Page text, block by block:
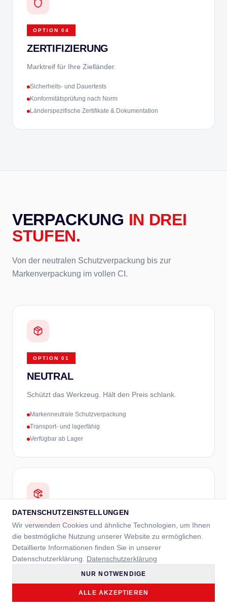
OPTION 04
ZERTIFIZIERUNG
Marktreif für Ihre Zielländer.
Sicherheits- und Dauertests
Konformitätsprüfung nach Norm
Länderspezifische Zertifikate & Dokumentation
VERPACKUNG IN DREI
STUFEN.
Von der neutralen Schutzverpackung bis zur
Markenverpackung im vollen CI.
OPTION 01
NEUTRAL
Schützt das Werkzeug. Hält den Preis schlank.
Markenneutrale Schutzverpackung
Transport- und lagerfähig
Verfügbar ab Lager
GEBRANDED
Neutrale Basis, Ihr Auftritt außen.
Inkl. neutraler Schutzverpackung
Bedruckte Umverpackung in Ihrem Branding
Druck in CMYK, auf Wunsch mit Sonderfarbe
DATENSCHUTZEINSTELLUNGEN
Wir verwenden Cookies und ähnliche Technologien, um Ihnen
die bestmögliche Nutzung unserer Website zu ermöglichen.
Detaillierte Informationen finden Sie in unserer
Datenschutzerklärung.
Datenschutzerklärung
NUR NOTWENDIGE
ALLE AKZEPTIEREN